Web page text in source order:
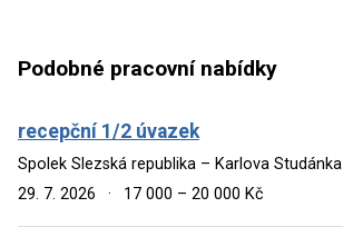
Podobné pracovní nabídky
recepční 1/2 úvazek
Spolek Slezská republika – Karlova Studánka
29. 7. 2026
· 17 000 – 20 000 Kč